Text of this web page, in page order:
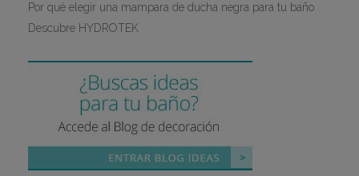
Por qué elegir una mampara de ducha negra para tu baño
Descubre HYDROTEK